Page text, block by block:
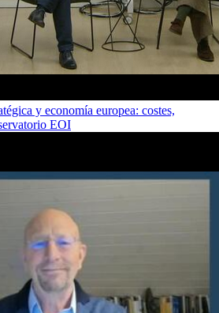
y economía europea: costes,
EOI